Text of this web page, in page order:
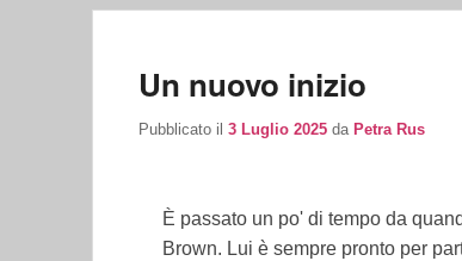
Un nuovo inizio
Pubblicato il 3 Luglio 2025 da Petra Rus
È passato un po' di tempo da
Brown. Lui è sempre pronto per